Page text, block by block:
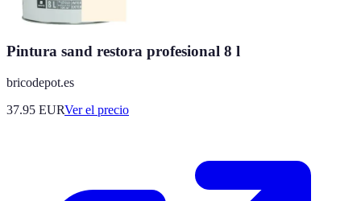
Pintura sand restora profesional 8 l
bricodepot.es
37.95 EURVer el precio